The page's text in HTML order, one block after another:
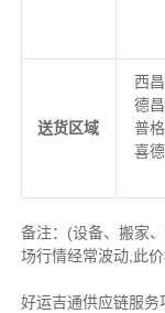
送货区域
西
德
普
喜
备注： (设备、搬家
场行情经常波动,此
好运吉通供应链服务